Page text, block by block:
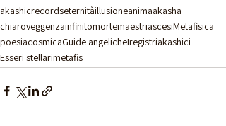
akashicrecordseternitàillusioneanimaakasha
chiaroveggenzainfinitomortemaestriascesiMetafisica
poesiacosmicaGuide angelicheIregistriakashici
Esseri stellarimetafis